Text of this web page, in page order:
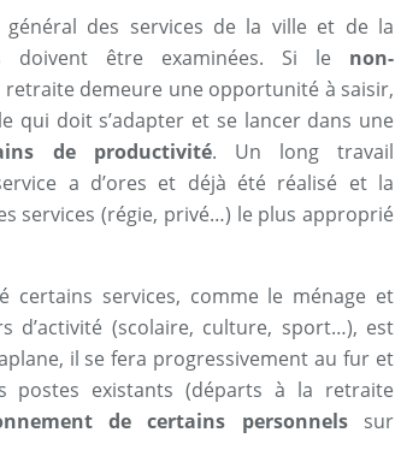
des services de la ville et de la
doivent être examinées. Si le non-
retraite demeure une opportunité à saisir,
qui doit s’adapter et se lancer dans une
de productivité. Un long travail
a d’ores et déjà été réalisé et la
services (régie, privé…) le plus approprié
certains services, comme le ménage et
d’activité (scolaire, culture, sport…), est
il se fera progressivement au fur et
postes existants (départs à la retraite
de certains personnelssur